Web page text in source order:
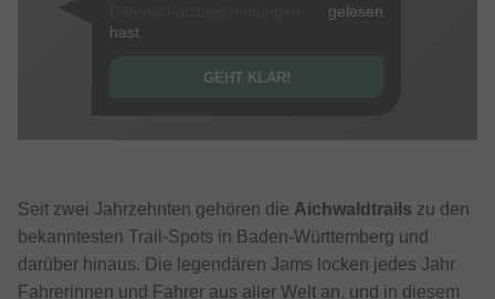
gelesen
hast.
GEHT KLAR!
Seit zwei Jahrzehnten gehören die Aichwaldtrails zu den
bekanntesten Trail-Spots in Baden-Württemberg und
darüber hinaus. Die legendären Jams locken jedes Jahr
Fahrerinnen und Fahrer aus aller Welt an, und in diesem